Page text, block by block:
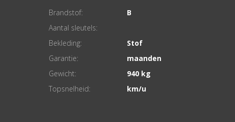
Brandstof:
B
Aantal sleutels:
Bekleding:
Stof
Garantie:
Gewicht:
940
Topsnelheid: